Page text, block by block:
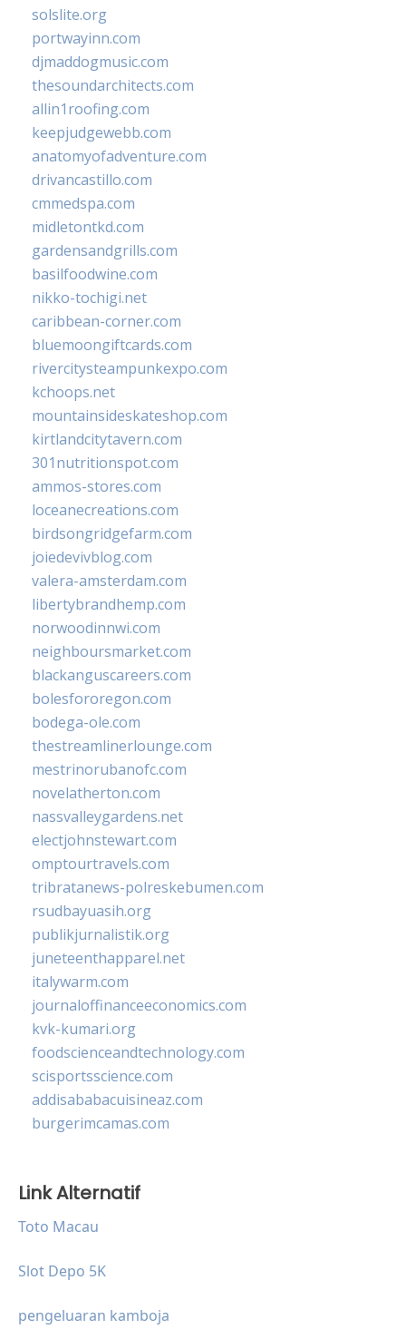
solslite.org
portwayinn.com
djmaddogmusic.com
thesoundarchitects.com
allin1roofing.com
keepjudgewebb.com
anatomyofadventure.com
drivancastillo.com
cmmedspa.com
midletontkd.com
gardensandgrills.com
basilfoodwine.com
nikko-tochigi.net
caribbean-corner.com
bluemoongiftcards.com
rivercitysteampunkexpo.com
kchoops.net
mountainsideskateshop.com
kirtlandcitytavern.com
301nutritionspot.com
ammos-stores.com
loceanecreations.com
birdsongridgefarm.com
joiedevivblog.com
valera-amsterdam.com
libertybrandhemp.com
norwoodinnwi.com
neighboursmarket.com
blackanguscareers.com
bolesfororegon.com
bodega-ole.com
thestreamlinerlounge.com
mestrinorubanofc.com
novelatherton.com
nassvalleygardens.net
electjohnstewart.com
omptourtravels.com
tribratanews-polreskebumen.com
rsudbayuasih.org
publikjurnalistik.org
juneteenthapparel.net
italywarm.com
journaloffinanceeconomics.com
kvk-kumari.org
foodscienceandtechnology.com
scisportsscience.com
addisababacuisineaz.com
burgerimcamas.com
Link Alternatif
Toto Macau
Slot Depo 5K
pengeluaran kamboja